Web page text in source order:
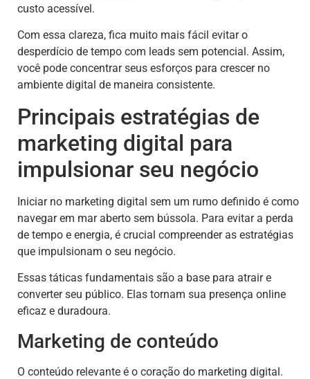
custo acessível.
Com essa clareza, fica muito mais fácil evitar o
desperdício de tempo com leads sem potencial. Assim,
você pode concentrar seus esforços para crescer no
ambiente digital de maneira consistente.
Principais estratégias de
marketing digital para
impulsionar seu negócio
Iniciar no marketing digital sem um rumo definido é como
navegar em mar aberto sem bússola. Para evitar a perda
de tempo e energia, é crucial compreender as estratégias
que impulsionam o seu negócio.
Essas táticas fundamentais são a base para atrair e
converter seu público. Elas tornam sua presença online
eficaz e duradoura.
Marketing de conteúdo
O conteúdo relevante é o coração do marketing digital.